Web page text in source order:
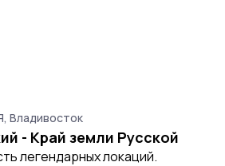
Владивосток
- Край земли Русской
легендарных локаций.